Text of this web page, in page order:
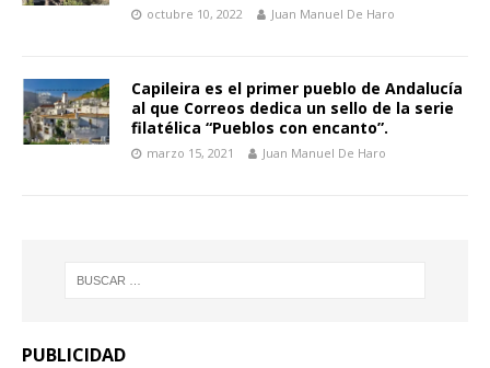
octubre 10, 2022 Juan Manuel De Haro
Capileira es el primer pueblo de Andalucía
al que Correos dedica un sello de la serie
filatélica “Pueblos con encanto”.
marzo 15, 2021 Juan Manuel De Haro
PUBLICIDAD